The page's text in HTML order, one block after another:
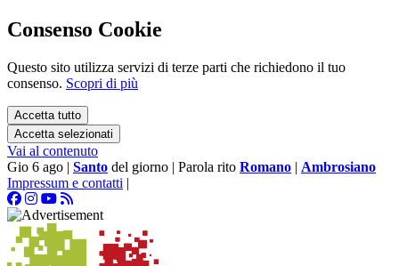
Consenso Cookie
Questo sito utilizza servizi di terze parti che richiedono il tuo
consenso. Scopri di più
Accetta tutto
Accetta selezionati
Vai al contenuto
Gio 6 ago | Santo del giorno | Parola rito Romano | Ambrosiano
Impressum e contatti |